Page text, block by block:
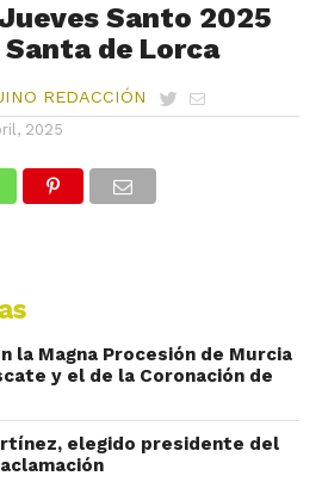
Santo 2025
de Lorca
REDACCIÓN
2025
la Magna Procesión de Murcia
y el de la Coronación de
elegido presidente del